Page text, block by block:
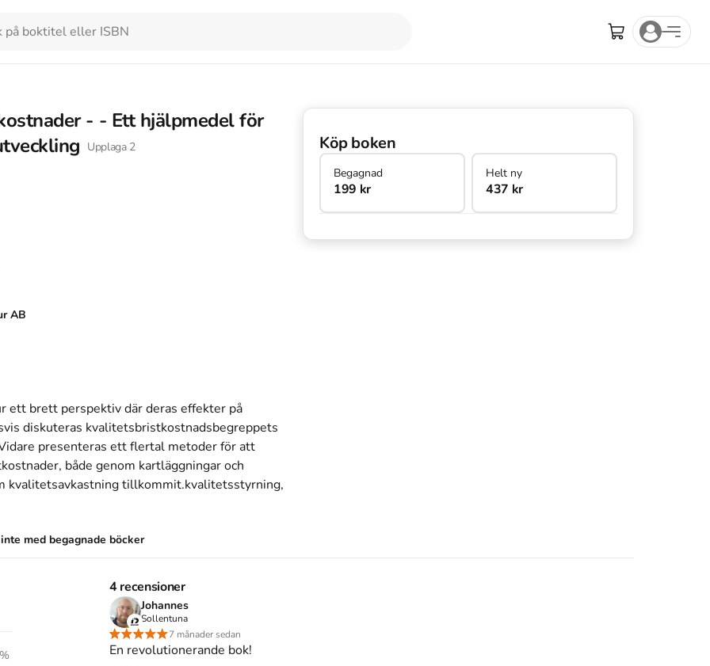
- - Ett hjälpmedel för
Upplaga 2
AB
ett brett perspektiv där deras effekter på
diskuteras kvalitetsbristkostnadsbegreppets
presenteras ett flertal metoder för att
både genom kartläggningar och
kvalitetsavkastning tillkommit.kvalitetsstyrning,
med begagnade böcker
verksamhetsutveckling (2001)
- - Ett hjälpmedel för
är den 2a upplagan av kursboken.Denär skriven
Köp boken
Begagnad
199 kr
Helt ny
437 kr
4 recensioner
Johannes
Sollentuna
7 månader sedan
En revolutionerande bok!